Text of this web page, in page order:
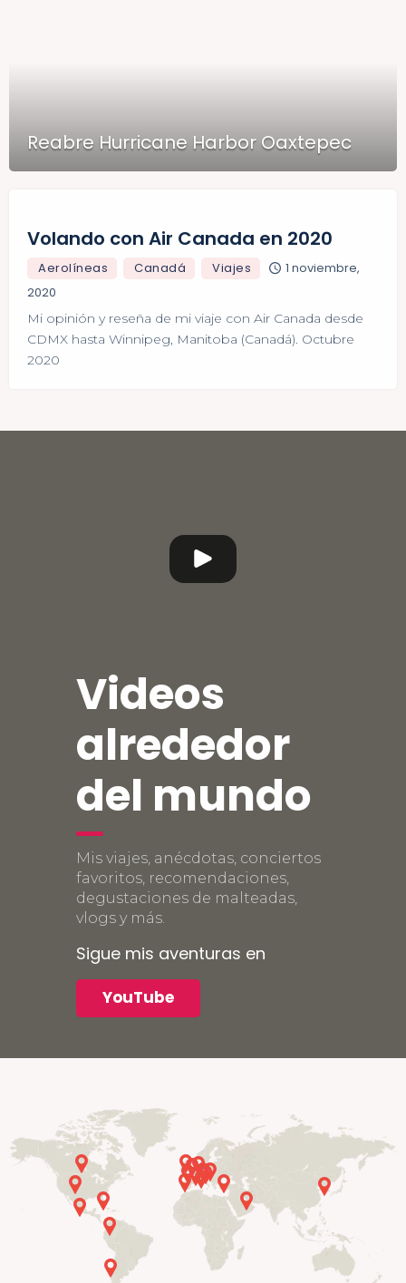
Reabre Hurricane Harbor Oaxtepec
Volando con Air Canada en 2020
Aerolíneas Canadá Viajes
1 noviembre,
2020
Mi opinión y reseña de mi viaje con Air Canada desde
CDMX hasta Winnipeg, Manitoba (Canadá). Octubre
2020
Videos
alrededor
del mundo
Mis viajes, anécdotas, conciertos
favoritos, recomendaciones,
degustaciones de malteadas,
vlogs y más.
Sigue mis aventuras en
YouTube